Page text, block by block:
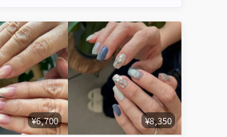
¥6,700 ¥8,350